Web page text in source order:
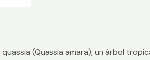
(Quassia amara), un árbol